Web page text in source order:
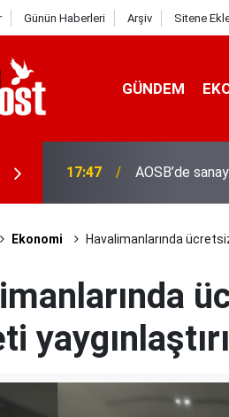
Günün Haberleri Arşiv Sitene
GÜNDEM
17:41 Adana'da
Ekonomi Havalimanlarında